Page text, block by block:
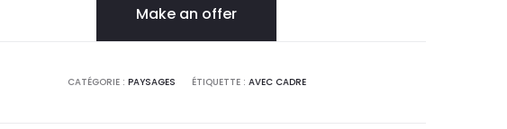
Make an offer
CATÉGORIE : PAYSAGES ÉTIQUETTE : AVEC CADRE